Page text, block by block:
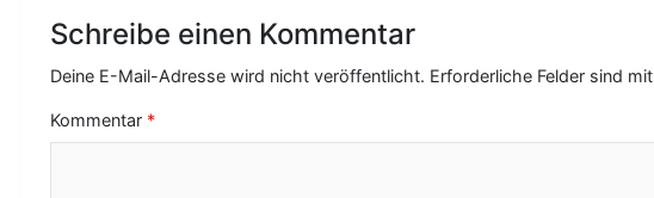
Schreibe einen Kommentar
Deine E-Mail-Adresse wird nicht veröffentlicht. Erforderliche Felder sind mit
Kommentar *